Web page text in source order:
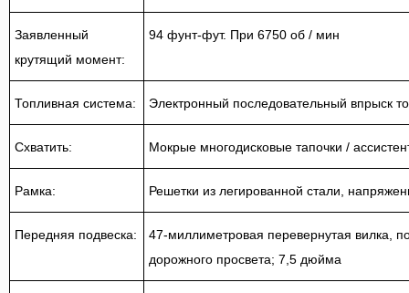
Заявленный
крутящий момент:
94 фунт-фут. При 6750 об / мин
Топливная система: Электронный последовательный впрыск
Схватить: Мокрые многодисковые тапочки /
Рамка: Решетки из легированной стали,
Передняя подвеска:
47-миллиметровая перевернутая вилка,
дорожного просвета; 7,5 дюйма